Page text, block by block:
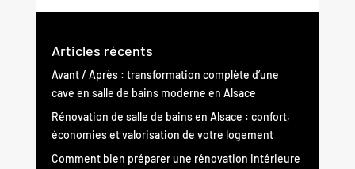
Articles récents
Avant / Après : transformation complète d’une
cave en salle de bains moderne en Alsace
Rénovation de salle de bains en Alsace : confort,
économies et valorisation de votre logement
Comment bien préparer une rénovation intérieure